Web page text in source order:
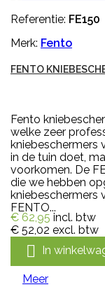
Referentie: FE150
Merk: Fento
FENTO
Fento
welke zeer
kniebeschermers
in de tuin doet,
voorkomen. De
die we hebben
kniebeschermers
FENTO...
€ 62,95 incl. btw
€ 52,02 excl. btw
 In
Meer